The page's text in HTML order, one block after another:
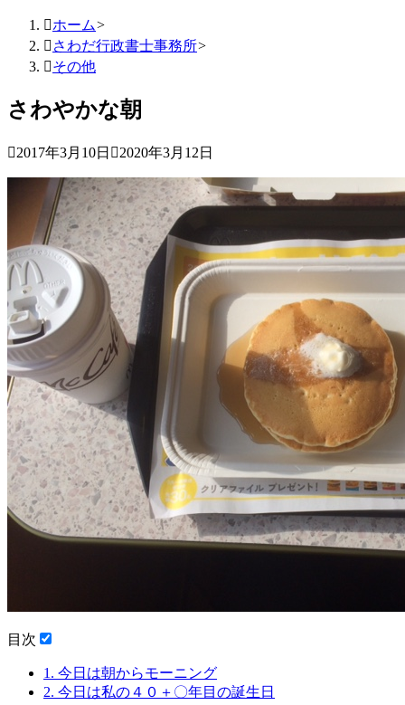
ホーム>
 さわだ行政書士事務所>
その他
さわやかな朝
2017年3月10日 2020年3月12日
目次
1. 今日は朝からモーニング
2. 今日は私の４０＋〇年目の誕生日